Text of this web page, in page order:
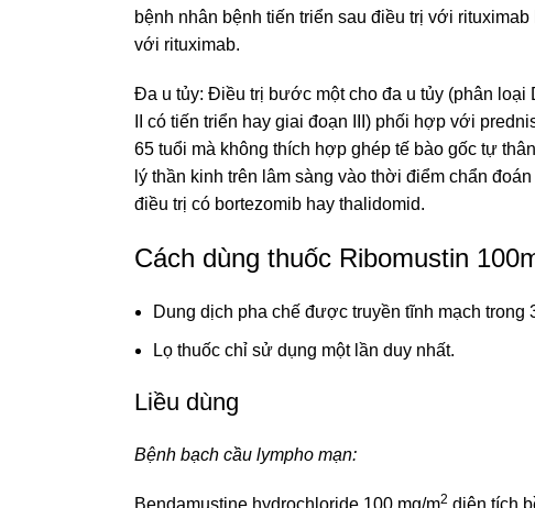
bệnh nhân bệnh tiến triển sau điều trị với
với rituximab.
Đa u tủy: Điều trị bước một cho đa u tủy (phân loại
II có tiến triển hay giai đoạn III) phối hợp với
65 tuổi mà không thích hợp ghép tế bào gốc tự
lý thần kinh trên lâm sàng vào thời điểm chẩn
điều trị có bortezomib hay thalidomid.
Cách dùng thuốc Ribomustin
Dung dịch pha chế được truyền tĩnh mạch trong
Lọ thuốc chỉ sử dụng một lần duy nhất.
Liều dùng
Bệnh bạch cầu lympho mạn:
Bendamustine hydrochloride 100 mg/m2 diện tích